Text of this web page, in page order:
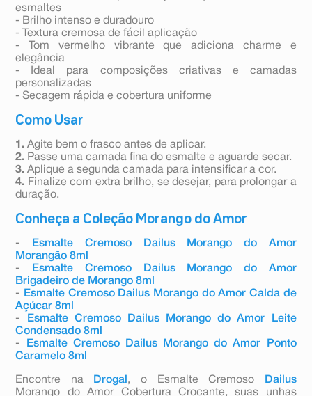
esmaltes
- Brilho intenso e duradouro
- Textura cremosa de fácil aplicação
- Tom vermelho vibrante que adiciona charme e
elegância
- Ideal para composições criativas e camadas
personalizadas
- Secagem rápida e cobertura uniforme
Como Usar
1. Agite bem o frasco antes de aplicar.
2. Passe uma camada fina do esmalte e aguarde secar.
3. Aplique a segunda camada para intensificar a cor.
4. Finalize com extra brilho, se desejar, para prolongar a
duração.
Conheça a Coleção Morango do Amor
-
Esmalte Cremoso Dailus Morango do Amor
Morangão 8ml
-
Esmalte Cremoso Dailus Morango do Amor
Brigadeiro de Morango 8ml
-
Esmalte Cremoso Dailus Morango do Amor Calda de
Açúcar 8ml
-
Esmalte Cremoso Dailus Morango do Amor Leite
Condensado 8ml
-
Esmalte Cremoso Dailus Morango do Amor Ponto
Caramelo 8ml
Encontre na Drogal , o Esmalte Cremoso
Dailus
Morango do Amor Cobertura Crocante, suas unhas